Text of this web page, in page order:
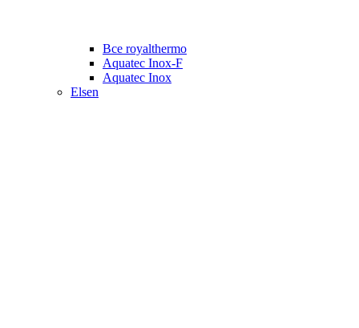
Все royalthermo
Aquatec Inox-F
Aquatec Inox
Elsen